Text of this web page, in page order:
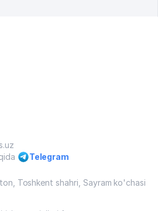
Telegram
Toshkent shahri, Sayram ko'chasi